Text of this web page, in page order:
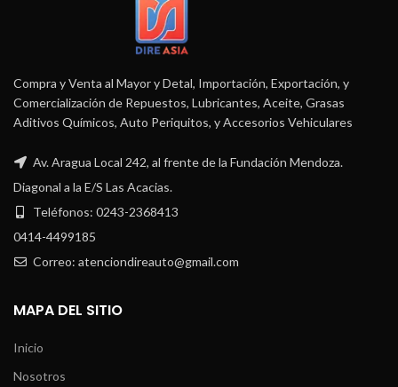
Compra y Venta al Mayor y Detal, Importación, Exportación, y
Comercialización de Repuestos, Lubricantes, Aceite, Grasas
Aditivos Químicos, Auto Periquitos, y Accesorios Vehiculares
Av. Aragua Local 242, al frente de la Fundación Mendoza.
Diagonal a la E/S Las Acacias.
Teléfonos: 0243-2368413
0414-4499185
Correo: atenciondireauto@gmail.com
MAPA DEL SITIO
Inicio
Nosotros